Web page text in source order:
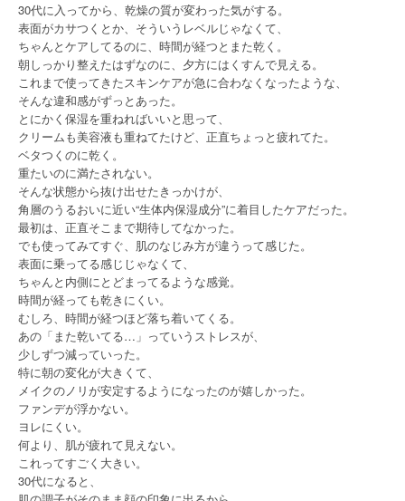
30代に入ってから、乾燥の質が変わった気がする。
表面がカサつくとか、そういうレベルじゃなくて、
ちゃんとケアしてるのに、時間が経つとまた乾く。
朝しっかり整えたはずなのに、夕方にはくすんで見える。
これまで使ってきたスキンケアが急に合わなくなったような、
そんな違和感がずっとあった。
とにかく保湿を重ねればいいと思って、
クリームも美容液も重ねてたけど、正直ちょっと疲れてた。
ベタつくのに乾く。
重たいのに満たされない。
そんな状態から抜け出せたきっかけが、
角層のうるおいに近い“生体内保湿成分”に着目したケアだった。
最初は、正直そこまで期待してなかった。
でも使ってみてすぐ、肌のなじみ方が違うって感じた。
表面に乗ってる感じじゃなくて、
ちゃんと内側にとどまってるような感覚。
時間が経っても乾きにくい。
むしろ、時間が経つほど落ち着いてくる。
あの「また乾いてる…」っていうストレスが、
少しずつ減っていった。
特に朝の変化が大きくて、
メイクのノリが安定するようになったのが嬉しかった。
ファンデが浮かない。
ヨレにくい。
何より、肌が疲れて見えない。
これってすごく大きい。
30代になると、